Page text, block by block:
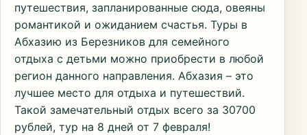
путешествия, запланированные сюда, овеяны
романтикой и ожиданием счастья. Туры в
Абхазию из Березников для семейного
отдыха с детьми можно приобрести в любой
регион данного направления. Абхазия – это
лучшее место для отдыха и путешествий.
Такой замечательный отдых всего за 30700
рублей, тур на 8 дней от 7 февраля!